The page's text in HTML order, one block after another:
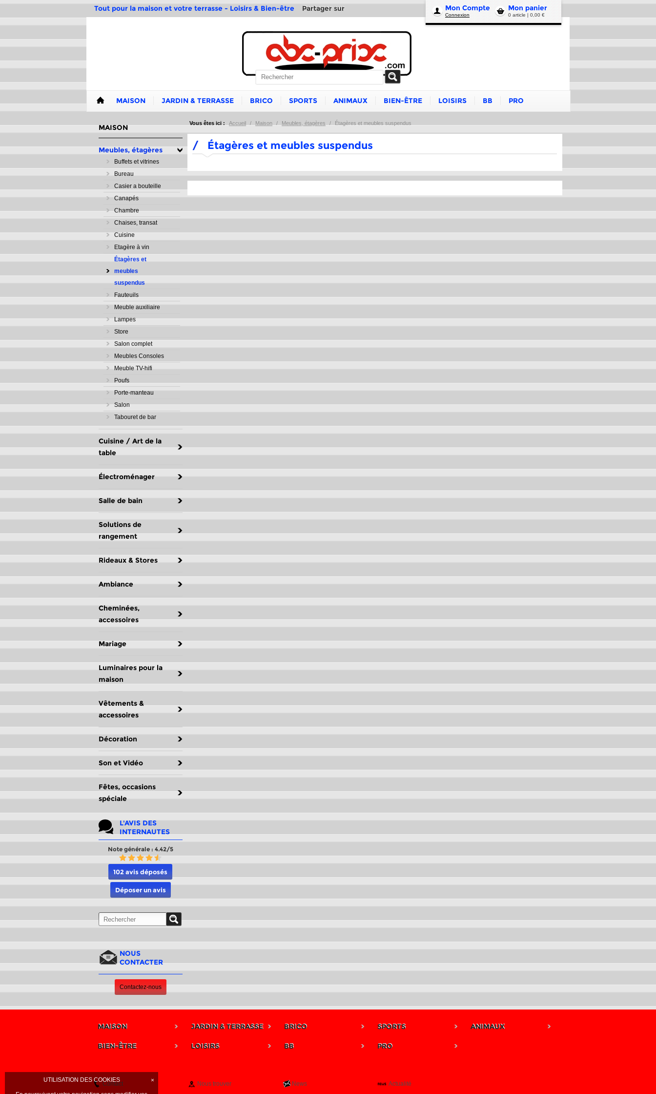
Mon panier
0 article | 0,00 €
Mon Compte
Connexion
Tout pour la maison et votre terrasse - Loisirs & Bien-être Partager sur
MAISON JARDIN & TERRASSE BRICO SPORTS ANIMAUX BIEN-ÊTRE LOISIRS BB PRO
UTILISATION DES COOKIES ×
MAISON
Meubles, étagères
Buffets et vitrines
Bureau
Casier a bouteille
Canapés
Chambre
Chaises, transat
Cuisine
Etagère à vin
Étagères et
meubles
suspendus
Fauteuils
Meuble auxiliaire
Lampes
Store
Salon complet
Meubles Consoles
Meuble TV-hifi
Poufs
Porte-manteau
Salon
Tabouret de bar
Cuisine / Art de la
table
Électroménager
Salle de bain
Solutions de
rangement
Rideaux & Stores
Ambiance
Cheminées,
accessoires
Mariage
Luminaires pour la
maison
Vêtements &
accessoires
Décoration
Son et Vidéo
Fêtes, occasions
spéciale
L'AVIS DES
INTERNAUTES
Note générale : 4.42/5
102 avis déposés
Déposer un avis
NOUS
CONTACTER
Contactez-nous
Vous êtes ici : Accueil / Maison / Meubles, étagères / Étagères et meubles suspendus
/ Étagères et meubles suspendus
MAISON JARDIN & TERRASSE BRICO SPORTS ANIMAUX
BIEN-ÊTRE LOISIRS BB PRO
Contact Nous trouver News Actualité